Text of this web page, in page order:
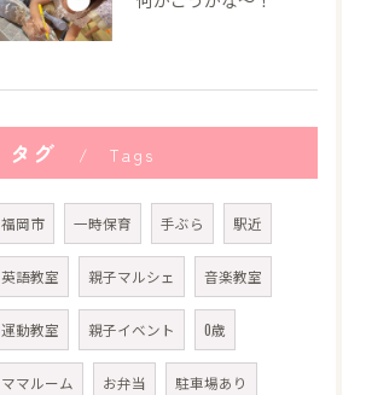
タグ Tags
福岡市 一時保育 手ぶら 駅近
英語教室 親子マルシェ 音楽教室
運動教室 親子イベント 0歳
ママルーム お弁当 駐車場あり